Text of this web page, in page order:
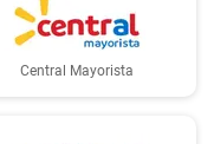
Central Mayorista